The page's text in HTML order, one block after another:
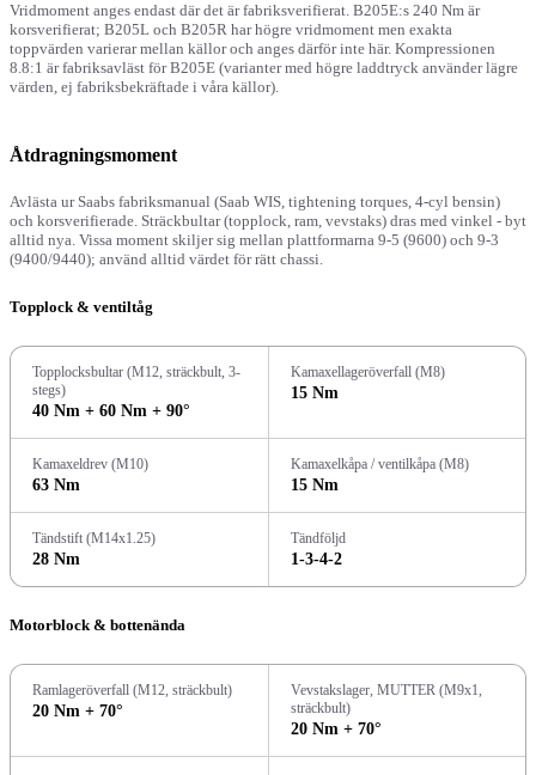
Vridmoment anges endast där det är fabriksverifierat. B205E:s 240 Nm är
korsverifierat; B205L och B205R har högre vridmoment men exakta
toppvärden varierar mellan källor och anges därför inte här. Kompressionen
8.8:1 är fabriksavläst för B205E (varianter med högre laddtryck använder lägre
värden, ej fabriksbekräftade i våra källor).
Åtdragningsmoment
Avlästa ur Saabs fabriksmanual (Saab WIS, tightening torques, 4-cyl bensin)
och korsverifierade. Sträckbultar (topplock, ram, vevstaks) dras med vinkel - byt
alltid nya. Vissa moment skiljer sig mellan plattformarna 9-5 (9600) och 9-3
(9400/9440); använd alltid värdet för rätt chassi.
Topplock & ventiltåg
Topplocksbultar (M12, sträckbult, 3-
stegs)
40 Nm + 60 Nm + 90°
Kamaxellageröverfall (M8)
15 Nm
Kamaxeldrev (M10)
63 Nm
Kamaxelkåpa / ventilkåpa (M8)
15 Nm
Tändstift (M14x1.25)
28 Nm
Tändföljd
1-3-4-2
Motorblock & bottenända
Ramlageröverfall (M12, sträckbult)
20 Nm + 70°
Vevstakslager, MUTTER (M9x1,
sträckbult)
20 Nm + 70°